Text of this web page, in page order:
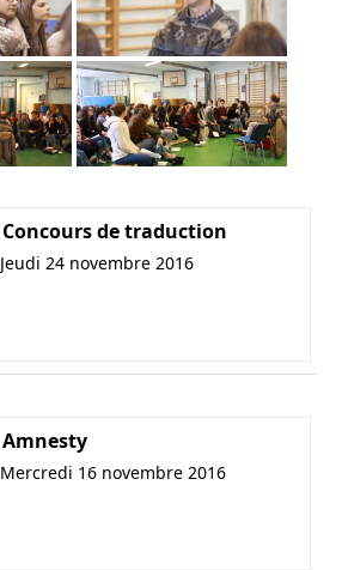
Concours de traduction
Jeudi 24 novembre 2016
Amnesty
Mercredi 16 novembre 2016